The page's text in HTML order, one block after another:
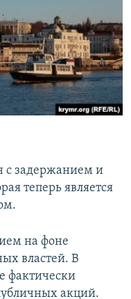
с задержанием и
теперь является
на фоне
властей. В
фактически
акций.